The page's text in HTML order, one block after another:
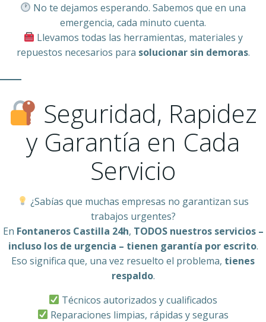
No te dejamos esperando. Sabemos que en una
emergencia, cada minuto cuenta.
Llevamos todas las herramientas, materiales y
repuestos necesarios para solucionar sin demoras.
Seguridad, Rapidez
y Garantía en Cada
Servicio
¿Sabías que muchas empresas no garantizan sus
trabajos urgentes?
En Fontaneros Castilla 24h, TODOS nuestros servicios –
incluso los de urgencia – tienen garantía por escrito.
Eso significa que, una vez resuelto el problema, tienes
respaldo.
Técnicos autorizados y cualificados
Reparaciones limpias, rápidas y seguras